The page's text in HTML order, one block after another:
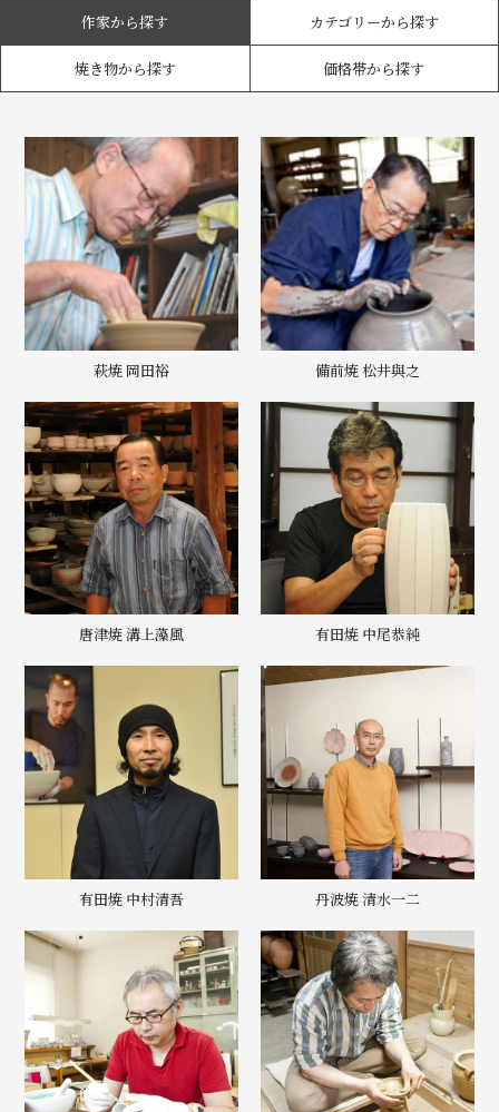
作家から探す カテゴリーから探す
焼き物から探す 価格帯から探す
萩焼 岡田裕 備前焼 松井與之
唐津焼 溝上藻風 有田焼 中尾恭純
有田焼 中村清吾 丹波焼 清水一二